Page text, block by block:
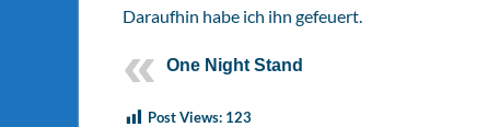
Daraufhin habe ich ihn gefeuert.
One Night Stand
Post Views: 123